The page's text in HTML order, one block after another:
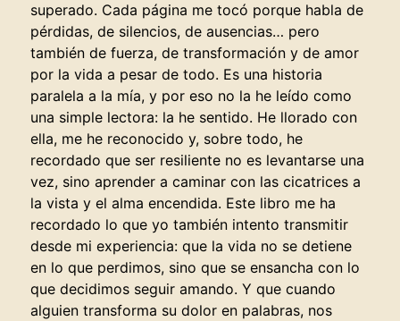
superado. Cada página me tocó porque habla de
pérdidas, de silencios, de ausencias… pero
también de fuerza, de transformación y de amor
por la vida a pesar de todo. Es una historia
paralela a la mía, y por eso no la he leído como
una simple lectora: la he sentido. He llorado con
ella, me he reconocido y, sobre todo, he
recordado que ser resiliente no es levantarse una
vez, sino aprender a caminar con las cicatrices a
la vista y el alma encendida. Este libro me ha
recordado lo que yo también intento transmitir
desde mi experiencia: que la vida no se detiene
en lo que perdimos, sino que se ensancha con lo
que decidimos seguir amando. Y que cuando
alguien transforma su dolor en palabras, nos